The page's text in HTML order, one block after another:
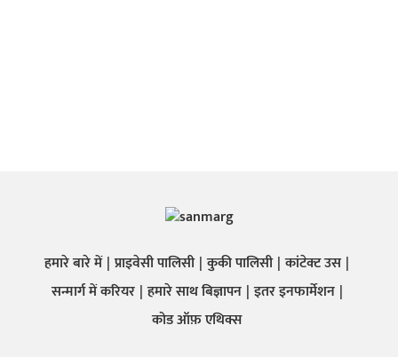
हमारे बारे में प्राइवेसी पालिसी कुकी पालिसी कांटेक्ट उस
सन्मार्ग में करियर हमारे साथ बिज्ञापन इतर इनफार्मेशन
कोड ऑफ़ एथिक्स